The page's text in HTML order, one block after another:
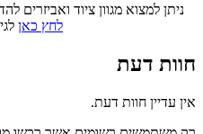
ניתן למצוא מגוון ציוד
לחץ כאן
חוות דעת
אין עדיין חוות דעת.